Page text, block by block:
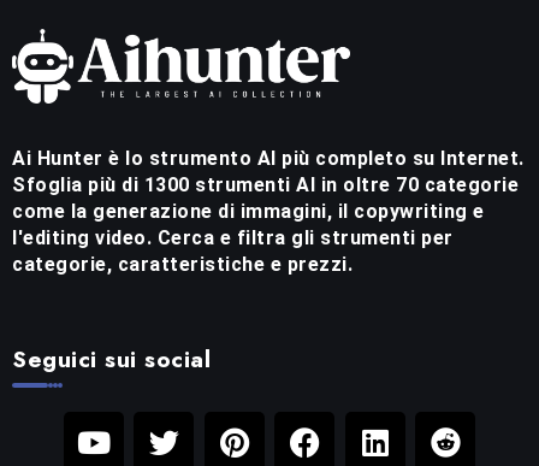
Ai Hunter è lo strumento AI più completo su Internet.
Sfoglia più di 1300 strumenti AI in oltre 70 categorie
come la generazione di immagini, il copywriting e
l'editing video. Cerca e filtra gli strumenti per
categorie, caratteristiche e prezzi.
Seguici sui social